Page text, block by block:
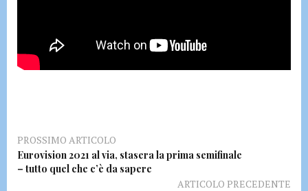
PROSSIMO ARTICOLO
Eurovision 2021 al via, stasera la prima semifinale
– tutto quel che c’è da sapere
ARTICOLO PRECEDENTE